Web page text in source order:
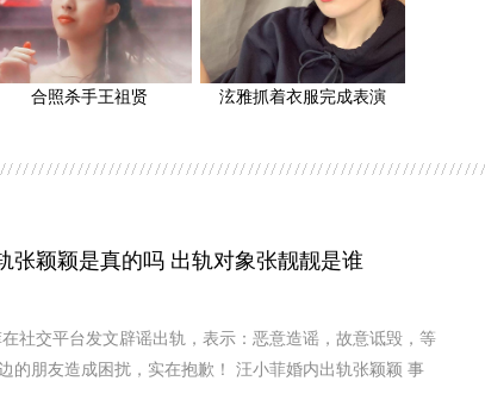
合照杀手王祖贤 泫雅抓着衣服完成表演
张颖颖是真的吗 出轨对象张靓靓是谁
社交平台发文辟谣出轨，表示：恶意造谣，故意诋毁，等
的朋友造成困扰，实在抱歉！ 汪小菲婚内出轨张颖颖 事